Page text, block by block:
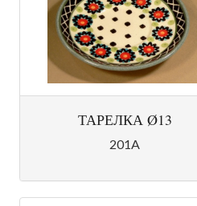
ТАРЕЛКА Ø13
201A